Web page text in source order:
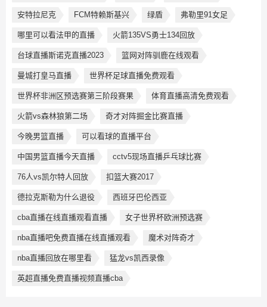
安特拉尼克 FCM特赖斯基兴 绿盾 弗勒里91女足
哪里可以看法甲的直播 火箭135VS勇士134回放
台球直播斯诺克直播2023 篮网对阵驯鹿在线观看
曼城打皇马直播 世界杯足球直播免费观看
世界杯非洲区预选赛第三阶段赛果 体育直播高清免费观看
火箭vs森林狼第二场 奇才对阵掘金比赛直播
今晚男篮直播 可以看球的直播平台
中国男篮直播今天直播 cctv5现场直播乒乓球比赛
76人vs凯尔特人回放 扣篮大赛2017
德拉克斯勒为什么退役 西班牙巴伦西亚
cba直播在线直播观看直播 女子世界杯欧洲预选赛
nba直播吧免费直播在线直播观看 魔术对阵奇才
nba直播回放在哪里看 猛龙vs凯西录像
英超直播免费直播视频直播cba